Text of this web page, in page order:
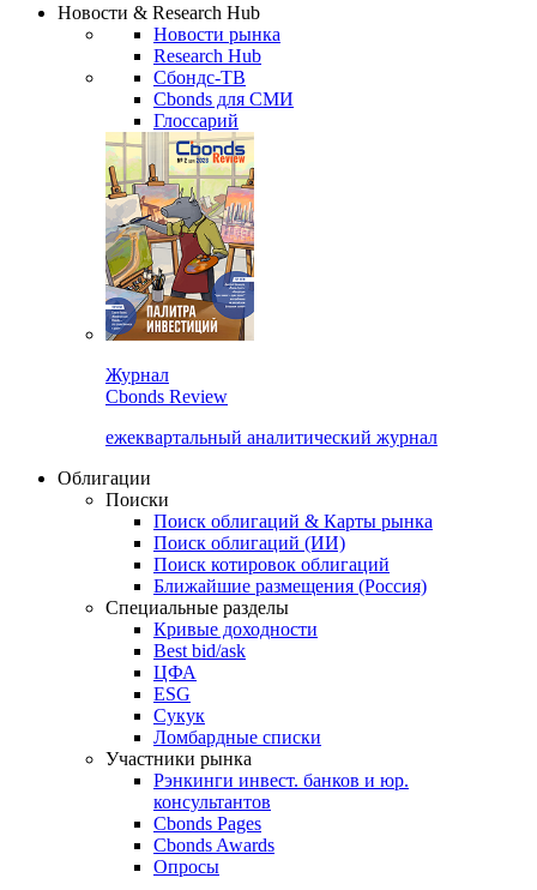
Новости & Research Hub
Новости рынка
Research Hub
Сбондс-ТВ
Cbonds для СМИ
Глоссарий
Журнал
Cbonds Review
ежеквартальный аналитический журнал
Облигации
Поиски
Поиск облигаций & Карты рынка
Поиск облигаций (ИИ)
Поиск котировок облигаций
Ближайшие размещения (Россия)
Специальные разделы
Кривые доходности
Best bid/ask
ЦФА
ESG
Сукук
Ломбардные списки
Участники рынка
Рэнкинги инвест. банков и юр.
консультантов
Cbonds Pages
Cbonds Awards
Опросы